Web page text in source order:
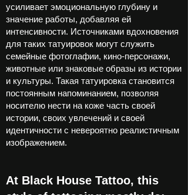
усиливает эмоциональную глубину и
значение работы, добавляя ей
интенсивности. Источниками вдохновения
для таких татуировок могут служить
семейные фотоглафии, кино-персонажи,
животные или знаковые образы из истории
и культуры. Такая татуировка становится
постоянным напоминанием, позволяя
носителю нести на коже часть своей
истории, своих увлечений и своей
идентичности с невероятно реалистичным
изображением.
At Black House Tattoo, this